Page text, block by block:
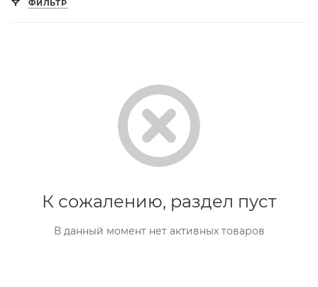
ФИЛЬТР
К сожалению, раздел пуст
В данный момент нет активных товаров